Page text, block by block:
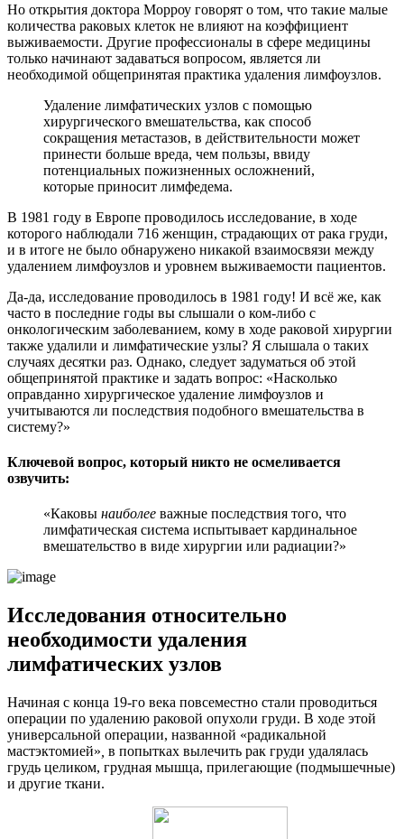
Но открытия доктора Морроу говорят о том, что такие малые
количества раковых клеток не влияют на коэффициент
выживаемости. Другие профессионалы в сфере медицины
только начинают задаваться вопросом, является ли
необходимой общепринятая практика удаления лимфоузлов.
Удаление лимфатических узлов с помощью
хирургического вмешательства, как способ
сокращения метастазов, в действительности может
принести больше вреда, чем пользы, ввиду
потенциальных пожизненных осложнений,
которые приносит лимфедема.
В 1981 году в Европе проводилось исследование, в ходе
которого наблюдали 716 женщин, страдающих от рака груди,
и в итоге не было обнаружено никакой взаимосвязи между
удалением лимфоузлов и уровнем выживаемости пациентов.
Да-да, исследование проводилось в 1981 году! И всё же, как
часто в последние годы вы слышали о ком-либо с
онкологическим заболеванием, кому в ходе раковой хирургии
также удалили и лимфатические узлы? Я слышала о таких
случаях десятки раз. Однако, следует задуматься об этой
общепринятой практике и задать вопрос: «Насколько
оправданно хирургическое удаление лимфоузлов и
учитываются ли последствия подобного вмешательства в
систему?»
Ключевой вопрос, который никто не осмеливается
озвучить:
«Каковы наиболее важные последствия того, что
лимфатическая система испытывает кардинальное
вмешательство в виде хирургии или радиации?»
Исследования относительно
необходимости удаления
лимфатических узлов
Начиная с конца 19-го века повсеместно стали проводиться
операции по удалению раковой опухоли груди. В ходе этой
универсальной операции, названной «радикальной
мастэктомией» в попытках вылечить рак груди удалялась
грудь целиком, грудная мышца, прилегающие (подмышечные)
и другие ткани.